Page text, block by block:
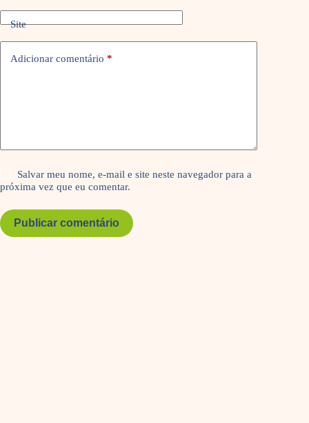
Site
Adicionar comentário *
Salvar meu nome, e-mail e site neste navegador para a
próxima vez que eu comentar.
Publicar comentário